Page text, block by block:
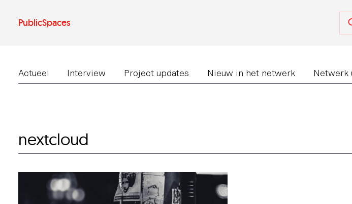
PublicSpaces
Actueel Interview Project updates Nieuw in het netwerk Netwerk
nextcloud